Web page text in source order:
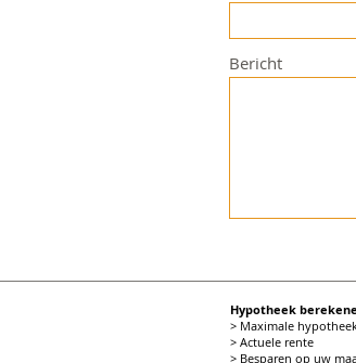
Bericht
Hypotheek
> Maximale
> Actuele rente
> Besparen op uw